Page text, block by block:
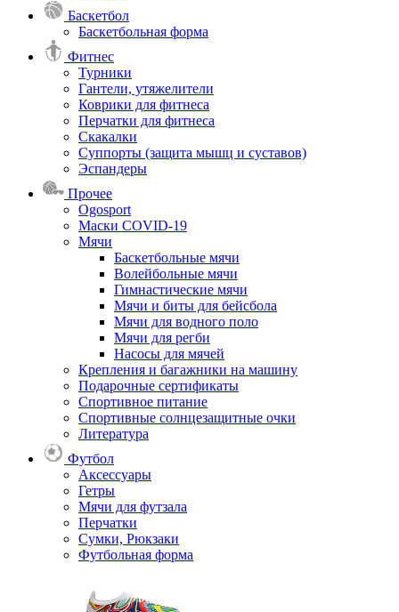
Баскетбол
Баскетбольная форма
Фитнес
Турники
Гантели, утяжелители
Коврики для фитнеса
Перчатки для фитнеса
Скакалки
Суппорты (защита мышц и суставов)
Эспандеры
Прочее
Ogosport
Маски COVID-19
Мячи
Баскетбольные мячи
Волейбольные мячи
Гимнастические мячи
Мячи и биты для бейсбола
Мячи для водного поло
Мячи для регби
Насосы для мячей
Крепления и багажники на машину
Подарочные сертификаты
Спортивное питание
Спортивные солнцезащитные очки
Литература
Футбол
Аксессуары
Гетры
Мячи для футзала
Перчатки
Сумки, Рюкзаки
Футбольная форма